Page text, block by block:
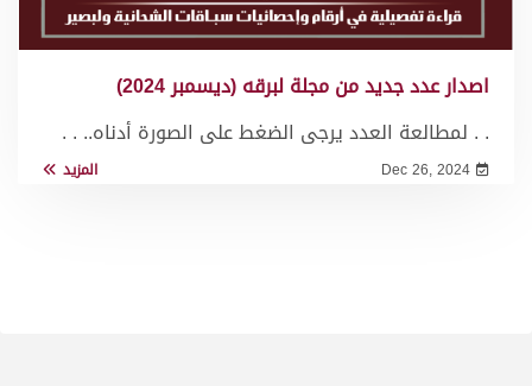
اصدار عدد جديد من مجلة لبرقه (ديسمبر 2024)
. . لمطالعة العدد يرجى الضغط على الصورة أدناه.. . .
Dec 26, 2024 المزيد